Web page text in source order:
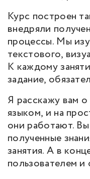
Курс построен
внедряли
процессы. Мы
текстового,
К каждому
задание,
Я расскажу вам
языком, и на
они работают.
полученные
занятия. А в
пользователем и